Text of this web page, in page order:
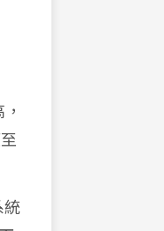
統